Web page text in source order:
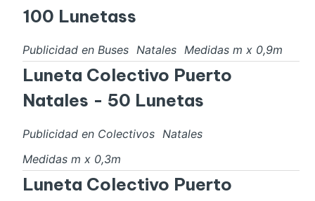
100 Lunetass
Publicidad en Buses Natales Medidas m x 0,9m
Luneta Colectivo Puerto
Natales - 50 Lunetas
Publicidad en Colectivos Natales
Medidas m x 0,3m
Luneta Colectivo Puerto